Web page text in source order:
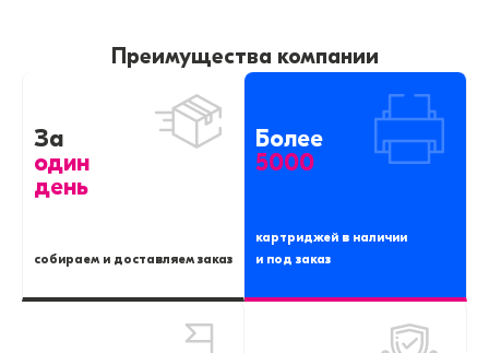
Преимущества компании
За
один
день
собираем и доставляем заказ
Более
5000
картриджей в наличии
и под заказ